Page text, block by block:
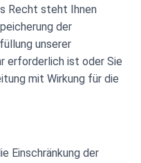
Recht steht Ihnen
der
unserer
erforderlich ist oder Sie
mit Wirkung für die
Einschränkung der